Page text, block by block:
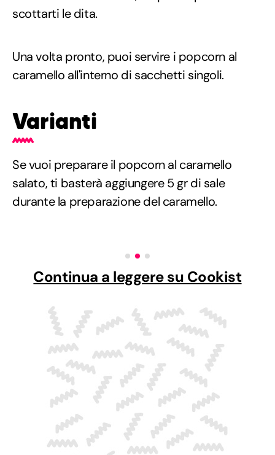
scottarti le dita.
Una volta pronto, puoi servire i popcorn al
caramello all'interno di sacchetti singoli.
Varianti
Se vuoi preparare il popcorn al caramello
salato, ti basterà aggiungere 5 gr di sale
durante la preparazione del caramello.
Continua a leggere su Cookist